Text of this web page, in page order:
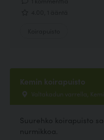
Kemin koirapuisto
Valtakadun varrella, Kemi
Suurehko koirapuisto
nurmikkoa.